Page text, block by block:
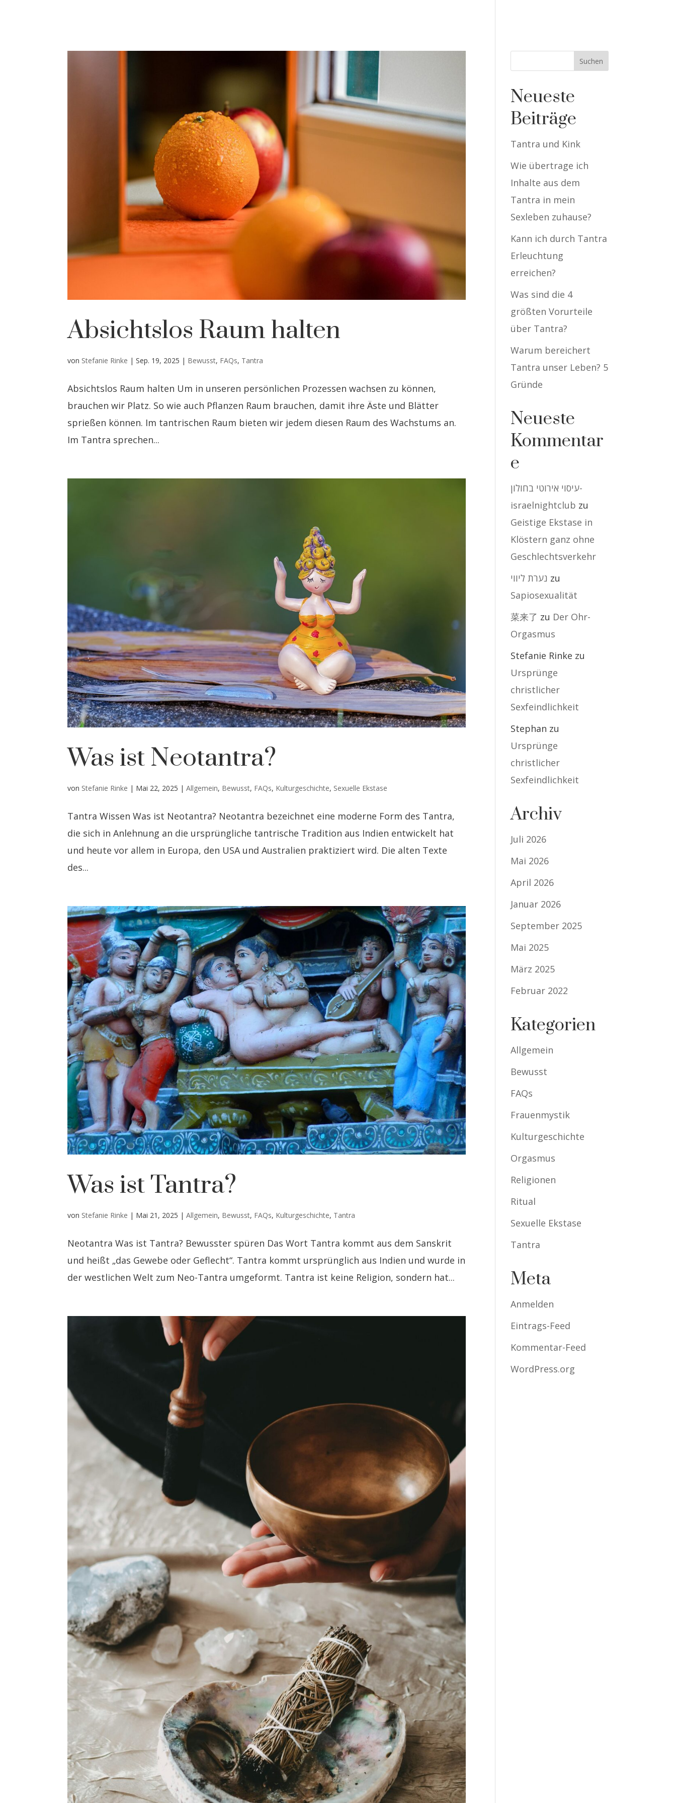
Absichtslos Raum halten
von Stefanie Rinke |Sep. 19, 2025 | Bewusst, FAQs, Tantra
Absichtslos Raum halten Um in unseren persönlichen Prozessen wachsen zu können,
brauchen wir Platz. So wie auch Pflanzen Raum brauchen, damit ihre Äste und Blätter
sprießen können. Im tantrischen Raum bieten wir jedem diesen Raum des Wachstums an.
Im Tantra sprechen...
Was ist Neotantra?
von Stefanie Rinke | Mai 22, 2025 |Allgemein, Bewusst, FAQs, Kulturgeschichte, Sexuelle Ekstase
Tantra Wissen Was ist Neotantra? Neotantra bezeichnet eine moderne Form des Tantra,
die sich in Anlehnung an die ursprüngliche tantrische Tradition aus Indien entwickelt hat
und heute vor allem in Europa, den USA und Australien praktiziert wird. Die alten Texte
des...
Was ist Tantra?
von Stefanie Rinke | Mai 21, 2025 |Allgemein, Bewusst, FAQs, Kulturgeschichte, Tantra
Neotantra Was ist Tantra? Bewusster spüren Das Wort Tantra kommt aus dem Sanskrit
und heißt „das Gewebe oder Geflecht“. Tantra kommt ursprünglich aus Indien und wurde in
der westlichen Welt zum Neo-Tantra umgeformt. Tantra ist keine Religion, sondern hat...
Neueste
Beiträge
Tantra und Kink
Wie übertrage ich
Inhalte aus dem
Tantra in mein
Sexleben zuhause?
Kann ich durch Tantra
Erleuchtung
erreichen?
Was sind die 4
größten Vorurteile
über Tantra?
Warum bereichert
Tantra unser Leben? 5
Gründe
Neueste
Kommentar
e
עיסוי אירוטי בחולון-
israelnightclub zu
Geistige Ekstase in
Klöstern ganz ohne
Geschlechtsverkehr
נערת ליווי zu
Sapiosexualität
菜来了 zu Der Ohr-
Orgasmus
Stefanie Rinke zu
Ursprünge
christlicher
Sexfeindlichkeit
Stephan zu
Ursprünge
christlicher
Sexfeindlichkeit
Archiv
Juli 2026
Mai 2026
April 2026
Januar 2026
September 2025
Mai 2025
März 2025
Februar 2022
Kategorien
Allgemein
Bewusst
FAQs
Frauenmystik
Kulturgeschichte
Orgasmus
Religionen
Ritual
Sexuelle Ekstase
Tantra
Meta
Anmelden
Eintrags-Feed
Kommentar-Feed
WordPress.org